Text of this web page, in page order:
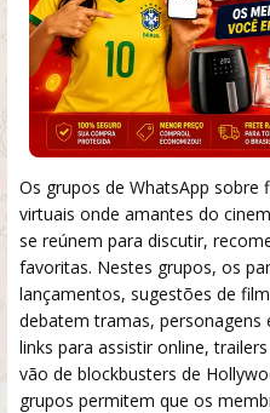
Os grupos de WhatsApp sobre
virtuais onde amantes do
se reúnem para discutir,
favoritas. Nestes grupos, os
lançamentos, sugestões de
debatem tramas,
links para assistir online,
vão de blockbusters de
grupos permitem que os